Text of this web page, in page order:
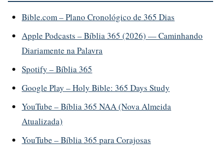
Bible.com – Plano Cronológico de 365 Dias
Apple Podcasts – Bíblia 365 (2026) — Caminhando
Diariamente na Palavra
Spotify – Bíblia 365
Google Play – Holy Bible: 365 Days Study
YouTube – Bíblia 365 NAA (Nova Almeida
Atualizada)
YouTube – Bíblia 365 para Corajosas